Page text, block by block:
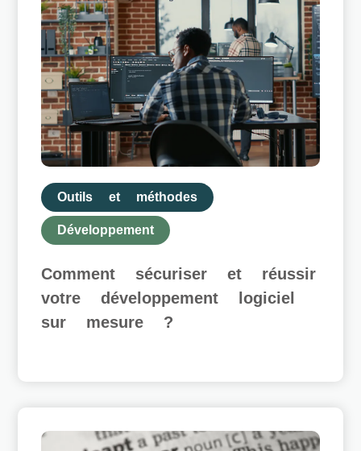
Outils et méthodes
Développement
Comment sécuriser et réussir
votre développement logiciel
sur mesure ?